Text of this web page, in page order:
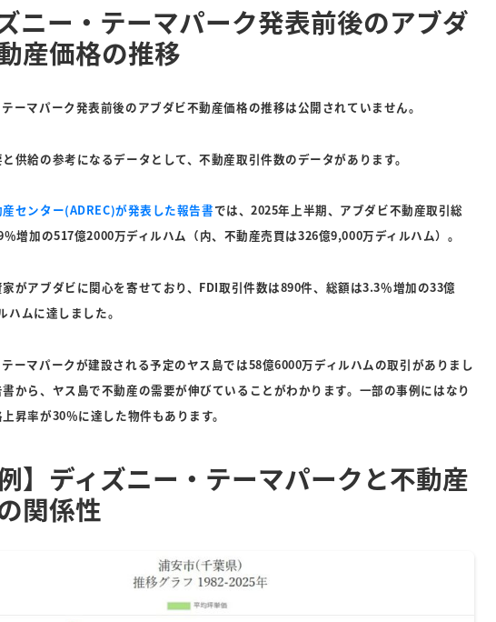
ニー・テーマパーク発表前後のアブダ
産価格の推移
ーマパーク発表前後のアブダビ不動産価格の推移は公開されていません。
供給の参考になるデータとして、不動産取引件数のデータがあります。
センター(ADREC)が発表した報告書では、2025年上半期、アブダビ不動産取引総
増加の517億2000万ディルハム（内、不動産売買は326億9,000万ディルハム）。
がアブダビに関心を寄せており、FDI取引件数は890件、総額は3.3％増加の33億
ハムに達しました。
ーマパークが建設される予定のヤス島では58億6000万ディルハムの取引がありまし
から、ヤス島で不動産の需要が伸びていることがわかります。一部の事例にはなり
昇率が30％に達した物件もあります。
例】ディズニー・テーマパークと不動産
関係性